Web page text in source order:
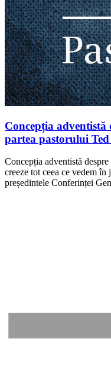
Concepția adventistă
partea pastorului
Concepția adventistă
creeze tot ceea ce vedem
președintele Conferinței